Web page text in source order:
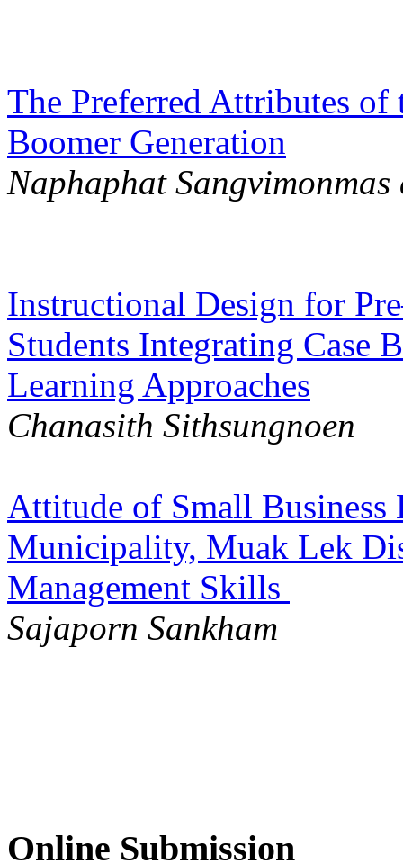
The Preferred Attributes
Boomer Generation
Naphaphat
Instructional Design for
Students Integrating Case
Learning Approaches
Chanasith Sithsungnoen
Attitude of Small Business
Municipality, Muak Lek
Management Skills
Sajaporn Sankham
Online Submission